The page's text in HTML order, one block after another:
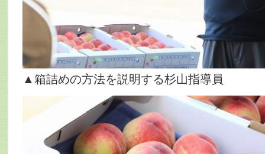
▲箱詰めの方法を説明する杉山指導員